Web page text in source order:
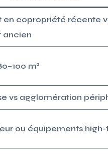
en copropriété récente
ancien
m²
vs agglomération
ou équipements